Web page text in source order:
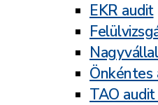
EKR audit
Önkéntes
TAO audit